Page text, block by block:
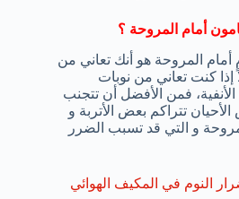
أمام المروحة ؟
المروحة هو أنك تعاني من
كنت تعاني من نوبات
الأنفية، فمن الأفضل أن تتجنب
تتراكم بعض الأتربة و
و التي قد تسبب الضرر
النوم في المكيف الهوائي